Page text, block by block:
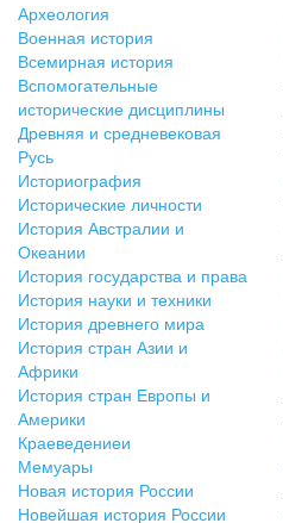
Археология
Военная история
Всемирная история
Вспомогательные
исторические дисциплины
Древняя и средневековая
Русь
Историография
Исторические личности
История Австралии и
Океании
История государства и права
История науки и техники
История древнего мира
История стран Азии и
Африки
История стран Европы и
Америки
Краеведениеи
Мемуары
Новая история России
Новейшая история России